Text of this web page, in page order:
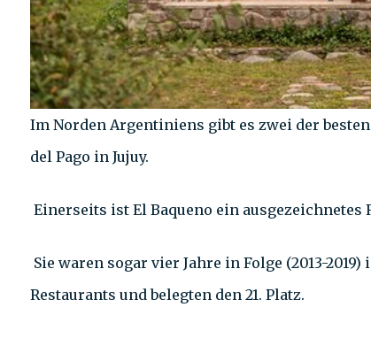
Im Norden Argentiniens gibt es zwei der
del Pago in Jujuy.
Einerseits ist El Baqueno ein
Sie waren sogar vier Jahre in Folge (2013-
Restaurants und belegten den 21. Platz.